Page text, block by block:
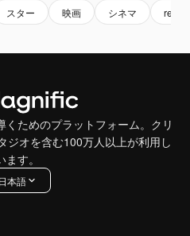
スター 映画 シネマ rec
ためのプラットフォーム。クリ
ジオを含む100万人以上が利用し
ます。
日本語